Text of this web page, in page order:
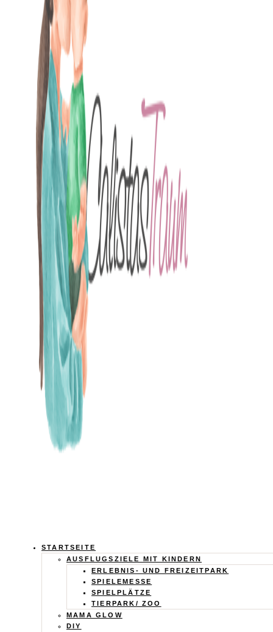
Calistas
Traum
STARTSEITE
AUSFLUGSZIELE MIT KINDERN
ERLEBNIS- UND FREIZEITPARK
SPIELEMESSE
SPIELPLÄTZE
TIERPARK/ ZOO
MAMA GLOW
DIY